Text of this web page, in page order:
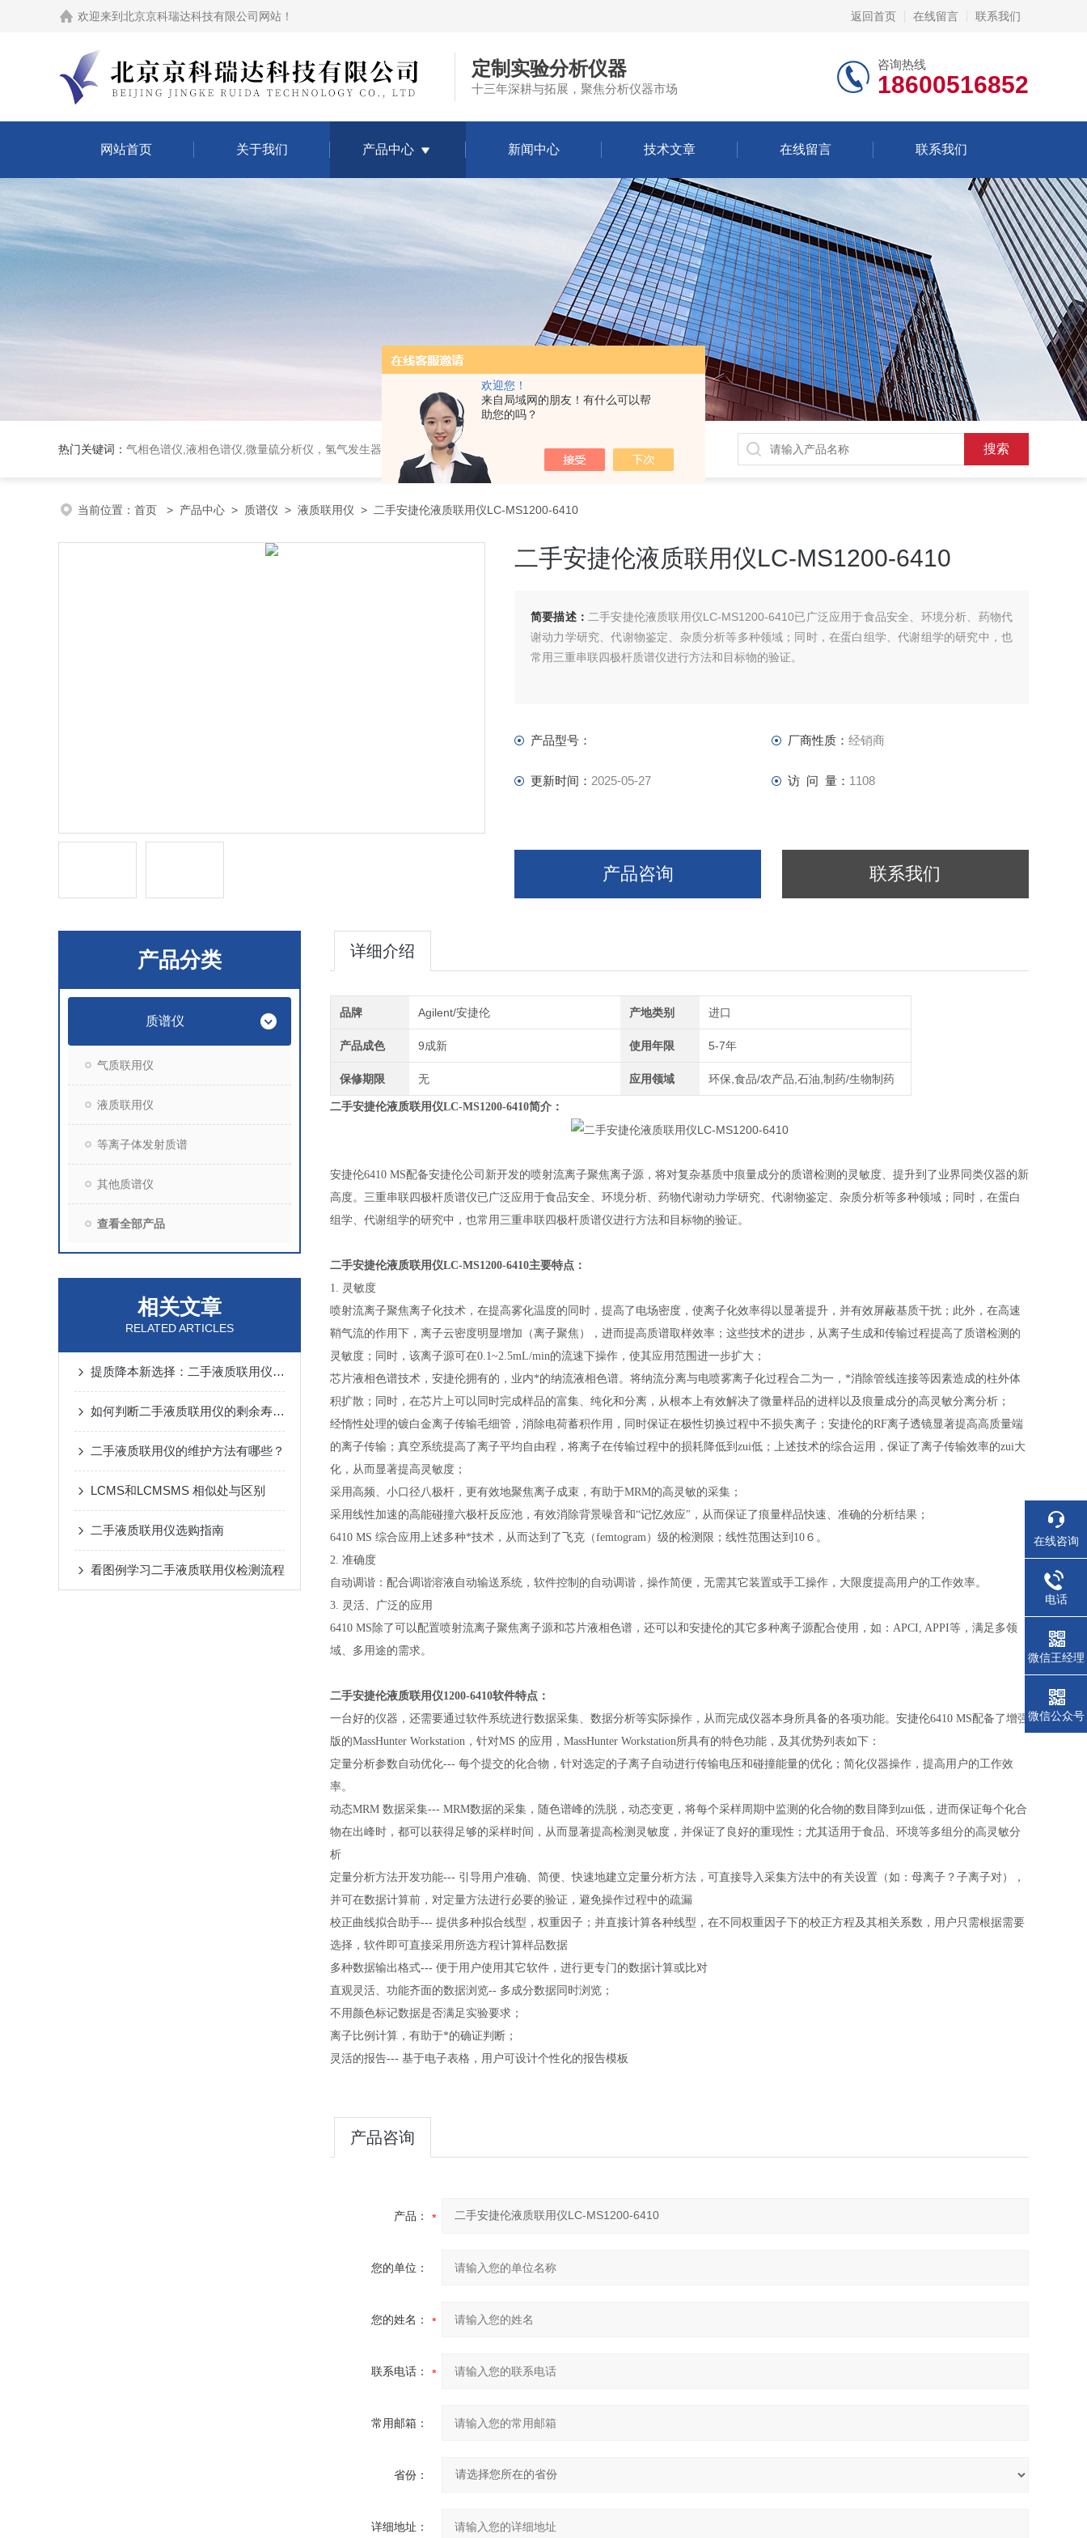
欢迎您！
来自局域网的朋友！有什么可以帮
助您的吗？
欢迎来到 北京京科瑞达科技有限公司网站 ！ 返回首页 在线留言 联系我们
定制实验分析仪器
十三年深耕与拓展，聚焦分析仪器市场
咨询热线
18600516852
网站首页 关于我们 产品中心 新闻中心 技术文章 在线留言 联系我们
热门关键词： 气相色谱仪,液相色谱仪,微量硫分析仪，氢气发生器，氮气发生器，空气发生器，色谱耗件（N2000色谱工作站，色谱柱、阀件、进样器、色谱担体），顶空进样器，热解析仪，紫外分光光度计，原子吸收分光光度计，傅立叶红外光谱仪，分析天平等常规实验室产品。
当前位置： 首页 > 产品中心 > 质谱仪 > 液质联用仪 > 二手安捷伦液质联用仪LC-MS1200-6410
二手安捷伦液质联用仪LC-MS1200-6410
简要描述： 二手安捷伦液质联用仪LC-MS1200-6410已广泛应用于食品安全、环境分析、药物代
谢动力学研究、代谢物鉴定、杂质分析等多种领域；同时，在蛋白组学、代谢组学的研究中，也
常用三重串联四极杆质谱仪进行方法和目标物的验证。
产品型号： 厂商性质： 经销商
更新时间： 2025-05-27 访 问 量： 1108
产品咨询 联系我们
产品分类
质谱仪
气质联用仪
液质联用仪
等离子体发射质谱
其他质谱仪
查看全部产品
相关文章
RELATED ARTICLES
提质降本新选择：二手液质联用仪的行业应用价值
如何判断二手液质联用仪的剩余寿命？
二手液质联用仪的维护方法有哪些？
LCMS和LCMSMS 相似处与区别
二手液质联用仪选购指南
看图例学习二手液质联用仪检测流程
详细介绍
品牌 Agilent/安捷伦 产地类别 进口
产品成色 9成新 使用年限 5-7年
保修期限 无 应用领域 环保,食品/农产品,石油,制药/生物制药
二手安捷伦液质联用仪LC-MS1200-6410简介：
安捷伦6410 MS配备安捷伦公司新开发的喷射流离子聚焦离子源，将对复杂基质中痕量成分的质谱检测的灵敏度、提升到了业界同类仪器的新
高度。三重串联四极杆质谱仪已广泛应用于食品安全、环境分析、药物代谢动力学研究、代谢物鉴定、杂质分析等多种领域；同时，在蛋白
组学、代谢组学的研究中，也常用三重串联四极杆质谱仪进行方法和目标物的验证。
二手安捷伦液质联用仪LC-MS1200-6410主要特点：
1. 灵敏度
喷射流离子聚焦离子化技术，在提高雾化温度的同时，提高了电场密度，使离子化效率得以显著提升，并有效屏蔽基质干扰；此外，在高速
鞘气流的作用下，离子云密度明显增加（离子聚焦），进而提高质谱取样效率；这些技术的进步，从离子生成和传输过程提高了质谱检测的
灵敏度；同时，该离子源可在0.1~2.5mL/min的流速下操作，使其应用范围进一步扩大；
芯片液相色谱技术，安捷伦拥有的，业内*的纳流液相色谱。将纳流分离与电喷雾离子化过程合二为一，*消除管线连接等因素造成的柱外体
积扩散；同时，在芯片上可以同时完成样品的富集、纯化和分离，从根本上有效解决了微量样品的进样以及痕量成分的高灵敏分离分析；
经惰性处理的镀白金离子传输毛细管，消除电荷蓄积作用，同时保证在极性切换过程中不损失离子；安捷伦的RF离子透镜显著提高高质量端
的离子传输；真空系统提高了离子平均自由程，将离子在传输过程中的损耗降低到zui低；上述技术的综合运用，保证了离子传输效率的zui大
化，从而显著提高灵敏度；
采用高频、小口径八极杆，更有效地聚焦离子成束，有助于MRM的高灵敏的采集；
采用线性加速的高能碰撞六极杆反应池，有效消除背景噪音和“记忆效应"，从而保证了痕量样品快速、准确的分析结果；
6410 MS 综合应用上述多种*技术，从而达到了飞克（femtogram）级的检测限；线性范围达到10６。
2. 准确度
自动调谐：配合调谐溶液自动输送系统，软件控制的自动调谐，操作简便，无需其它装置或手工操作，大限度提高用户的工作效率。
3. 灵活、广泛的应用
6410 MS除了可以配置喷射流离子聚焦离子源和芯片液相色谱，还可以和安捷伦的其它多种离子源配合使用，如：APCI, APPI等，满足多领
域、多用途的需求。
二手安捷伦液质联用仪1200-6410软件特点：
一台好的仪器，还需要通过软件系统进行数据采集、数据分析等实际操作，从而完成仪器本身所具备的各项功能。安捷伦6410 MS配备了增强
版的MassHunter Workstation，针对MS 的应用，MassHunter Workstation所具有的特色功能，及其优势列表如下：
定量分析参数自动优化--- 每个提交的化合物，针对选定的子离子自动进行传输电压和碰撞能量的优化；简化仪器操作，提高用户的工作效
率。
动态MRM 数据采集--- MRM数据的采集，随色谱峰的洗脱，动态变更，将每个采样周期中监测的化合物的数目降到zui低，进而保证每个化合
物在出峰时，都可以获得足够的采样时间，从而显著提高检测灵敏度，并保证了良好的重现性；尤其适用于食品、环境等多组分的高灵敏分
析
定量分析方法开发功能--- 引导用户准确、简便、快速地建立定量分析方法，可直接导入采集方法中的有关设置（如：母离子？子离子对），
并可在数据计算前，对定量方法进行必要的验证，避免操作过程中的疏漏
校正曲线拟合助手--- 提供多种拟合线型，权重因子；并直接计算各种线型，在不同权重因子下的校正方程及其相关系数，用户只需根据需要
选择，软件即可直接采用所选方程计算样品数据
多种数据输出格式--- 便于用户使用其它软件，进行更专门的数据计算或比对
直观灵活、功能齐面的数据浏览-- 多成分数据同时浏览；
不用颜色标记数据是否满足实验要求；
离子比例计算，有助于*的确证判断；
灵活的报告--- 基于电子表格，用户可设计个性化的报告模板
产品咨询
产品：
您的单位：
您的姓名：
联系电话：
常用邮箱：
省份：
详细地址：
在线咨询
电话
微信王经理
微信公众号